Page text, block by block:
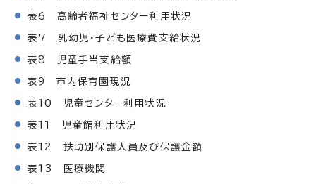
表6 高齢者福祉センター利用状況
表7 乳幼児・子ども医療費支給状況
表8 児童手当支給額
表9 市内保育園現況
表10 児童センター利用状況
表11 児童館利用状況
表12 扶助別保護人員及び保護金額
表13 医療機関